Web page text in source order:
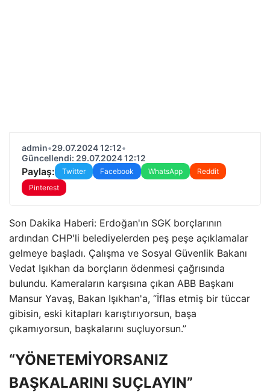
admin•29.07.2024 12:12•
Güncellendi: 29.07.2024 12:12
Paylaş: Twitter Facebook WhatsApp
Reddit
Pinterest
Son Dakika Haberi: Erdoğan'ın SGK borçlarının
ardından CHP'li belediyelerden peş peşe açıklamalar
gelmeye başladı. Çalışma ve Sosyal Güvenlik Bakanı
Vedat Işıkhan da borçların ödenmesi çağrısında
bulundu. Kameraların karşısına çıkan ABB Başkanı
Mansur Yavaş, Bakan Işıkhan'a, “İflas etmiş bir tüccar
gibisin, eski kitapları karıştırıyorsun, başa
çıkamıyorsun, başkalarını suçluyorsun.”
“YÖNETEMİYORSANIZ
BAŞKALARINI SUÇLAYIN”